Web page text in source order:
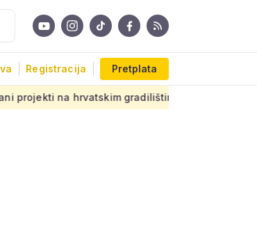
Registracija Pretplata
gradilištima: Novi propis donosi ogromnu